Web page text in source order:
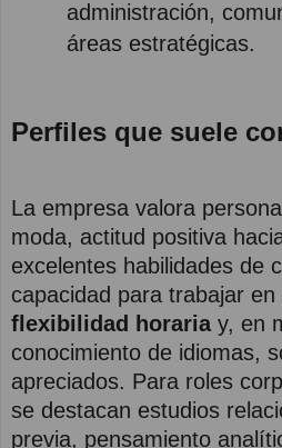
administración,
áreas estratégicas.
Perfiles que suele
La empresa valora
moda, actitud positiva
excelentes habilidades de
capacidad para trabajar
flexibilidad horariay, en
conocimiento de idiomas,
apreciados. Para roles
se destacan estudios
previa, pensamiento